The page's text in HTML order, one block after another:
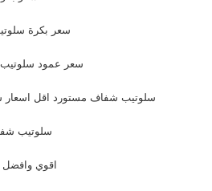
سعر بكرة
سعر عمود سلوتيب
سلوتيب شفاف مستورد اقل اسعار
سلوتيب
اقوي وافضل